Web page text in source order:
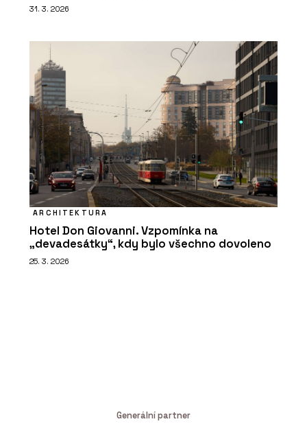
31. 3. 2026
ARCHITEKTURA
Hotel Don Giovanni. Vzpomínka na
„devadesátky“, kdy bylo všechno dovoleno
25. 3. 2026
Generální partner